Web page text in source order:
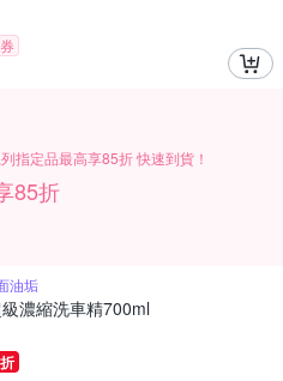
券
指定品最高享85折 快速到貨！
85折
油垢
濃縮洗車精700ml